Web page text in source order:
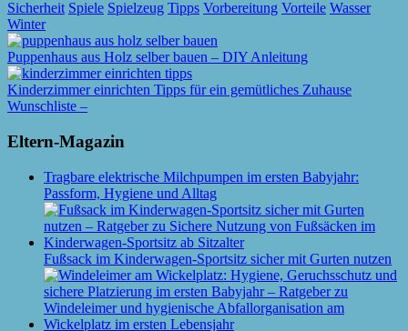
Sicherheit Spiele Spielzeug Tipps Vorbereitung Vorteile Wasser
Winter
Puppenhaus aus Holz selber bauen – DIY Anleitung
Kinderzimmer einrichten Tipps für ein gemütliches Zuhause
Wunschliste –
Eltern-Magazin
Tragbare elektrische Milchpumpen im ersten Babyjahr:
Passform, Hygiene und Alltag
Fußsack im Kinderwagen-Sportsitz sicher mit Gurten nutzen